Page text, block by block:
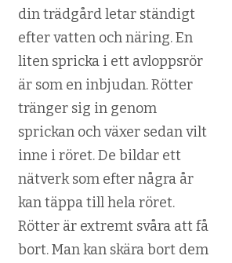
din trädgård letar ständigt
efter vatten och näring. En
liten spricka i ett avloppsrör
är som en inbjudan. Rötter
tränger sig in genom
sprickan och växer sedan vilt
inne i röret. De bildar ett
nätverk som efter några år
kan täppa till hela röret.
Rötter är extremt svåra att få
bort. Man kan skära bort dem